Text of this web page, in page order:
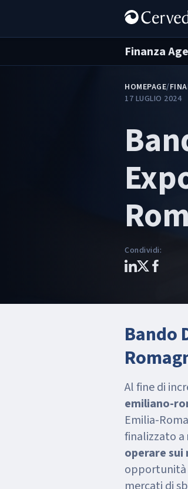
Finanza
HOMEPAGE/
17 LUGLIO 2024
Condividi:
Bando
Al fine di
emiliano-
Emilia-
finalizzato a
operare
opportunità